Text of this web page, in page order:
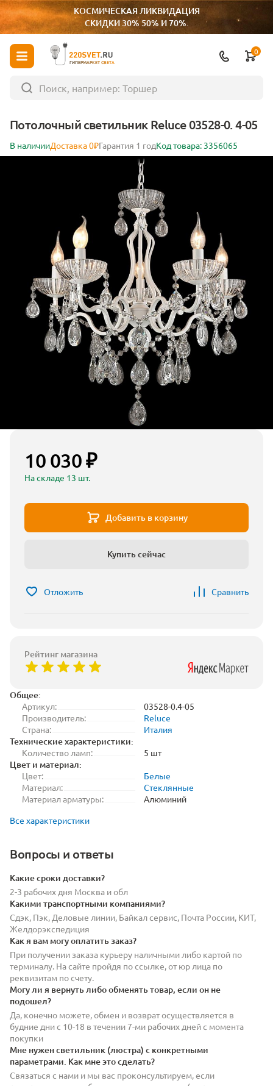
КОСМИЧЕСКАЯ ЛИКВИДАЦИЯ
СКИДКИ 30% 50% И 70%.
ГИПЕРМАРКЕТ СВЕТА
0
Потолочный светильник Reluce 03528-0. 4-05
В наличииДоставка 0₽Гарантия 1 годКод товара: 3356065
Общее:
Артикул:
03528-0.4-05
Производитель:
Reluce
Страна:
Италия
Технические характеристики:
Количество ламп: 5 шт
Цвет и материал:
Цвет:
Белые
Материал:
Стеклянные
Материал арматуры:
Алюминий
Все характеристики
Вопросы и ответы
Какие сроки доставки?
2-3 рабочих дня Москва и обл
Какими транспортными компаниями?
Сдэк, Пэк, Деловые линии, Байкал сервис, Почта России, КИТ,
Желдорэкспедиция
Как я вам могу оплатить заказ?
При получении заказа курьеру наличными либо картой по
терминалу. На сайте пройдя по ссылке, от юр лица по
реквизитам по счету.
Могу ли я вернуть либо обменять товар, если он не
подошел?
Да, конечно можете, обмен и возврат осуществляется в
будние дни с 10-18 в течении 7-ми рабочих дней с момента
покупки
Мне нужен светильник (люстра) с конкретными
параметрами. Как мне это сделать?
Связаться с нами и мы вас проконсультируем, если
10 030 ₽
На складе 13 шт.
Добавить в корзину
Купить сейчас
Отложить Сравнить
Рейтинг магазина